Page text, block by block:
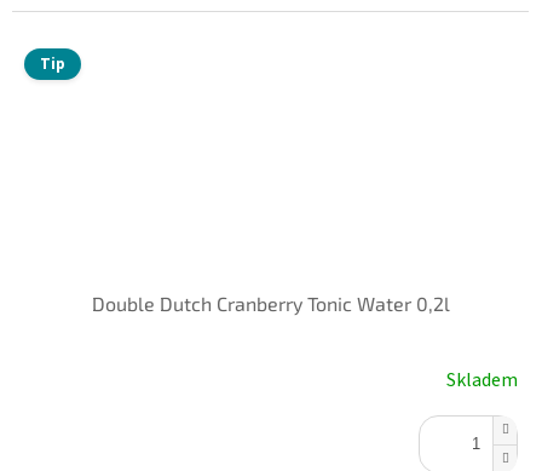
Tip
Double Dutch Cranberry Tonic Water 0,2l
Skladem